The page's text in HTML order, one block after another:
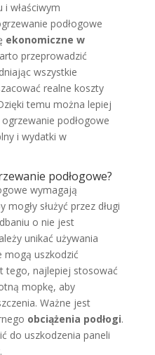
właściwym
podłogowe
ekonomiczne w
przeprowadzić
wszystkie
realne koszty
temu można lepiej
podłogowe
i wydatki w
podłogowe?
wymagają
służyć przez długi
o nie jest
unikać używania
mogą uszkodzić
tego, najlepiej stosować
mopkę, aby
Ważne jest
obciążenia podłogi.
do uszkodzenia paneli